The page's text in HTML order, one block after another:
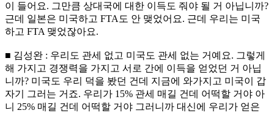
이 들어요. 그만큼 상대국에 대한 이득도 줘야 될 거 아닙니까?
근데 일본은 미국하고 FTA도 안 맺었어요. 근데 우리는 미국
하고 FTA 맺었잖아요.
■ 김성완 : 우리도 관세 없고 미국도 관세 없는 거예요. 그렇게
해 가지고 경쟁력을 가지고 서로 간에 이득을 얻었던 거 아닙
니까? 미국도 우리 덕을 봤던 건데 지금에 와가지고 미국이 갑
자기 그러는 거죠. 우리가 15% 관세 매길 건데 어떡할 거야 아
니 25% 매길 건데 어떡할 거야 그러니까 대신에 우리가 얻은